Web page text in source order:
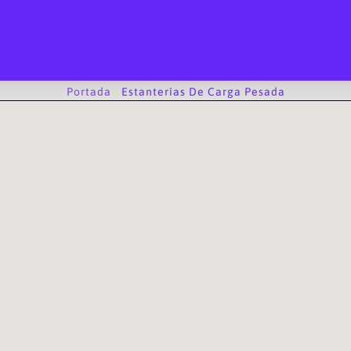
Portada - Estanterías De Carga Pesada